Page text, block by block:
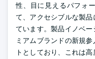
性、目に見えるパフォ
て、アクセシブルな製
ています。製品イノベ
ミアムブランドの新規
トとしており、これは